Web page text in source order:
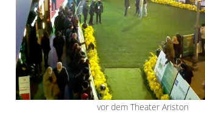
vor dem Theater Ariston